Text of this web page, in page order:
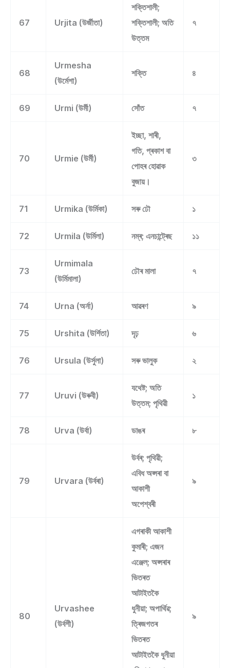
67 Urjita (উৰ্জীতা)
শক্তিশালী;
শক্তিশালী; অতি
উত্তম
৭
68
Urmesha
(উৰ্মেশা)
শক্তি ৪
69 Urmi (উৰ্মী) সোঁত ৭
70 Urmie (উৰ্মী)
ইচ্ছা, শাৰী,
গতি, প্ৰকাশ বা
পোহৰ হোৱাক
বুজায়।
৩
71 Urmika (উৰ্মিকা) সৰু ঢৌ ১
72 Urmila (উৰ্মিলা) নম্ৰ; এনচান্ট্ৰেছ ১১
73
Urmimala
(উৰ্মিমালা)
ঢৌৰ মালা ৭
74 Urna (অৰ্না) আৱৰণ ৯
75 Urshita (উৰ্শিতা) দৃঢ় ৬
76 Ursula (উৰ্সুলা) সৰু ভালুক ২
77 Uruvi (উৰুবী)
যথেষ্ট; অতি
উত্তম; পৃথিৱী
১
78 Urva (উৰ্বা) ডাঙৰ ৮
79 Urvara (উৰ্বৰা)
উৰ্বৰ; পৃথিৱী;
এবিধ অপ্সৰা বা
আকাশী
অপেশ্বৰী
৯
80
Urvashee
(উৰ্বশী)
এগৰাকী আকাশী
কুমাৰী; এজন
এঞ্জেল; অপ্সৰাৰ
ভিতৰত
আটাইতকৈ
ধুনীয়া; অপাৰ্থিৱ;
ত্ৰিজগতৰ
ভিতৰত
আটাইতকৈ ধুনীয়া
৯